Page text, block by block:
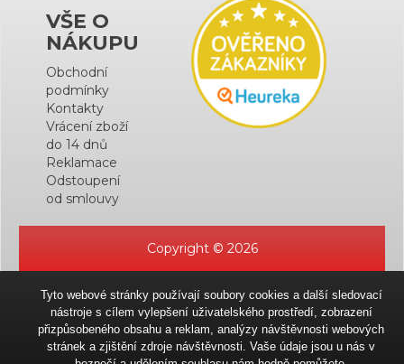
VŠE O
NÁKUPU
Obchodní
podmínky
Kontakty
Vrácení zboží
do 14 dnů
Reklamace
Odstoupení
od smlouvy
Copyright © 2026
Tyto webové stránky používají soubory cookies a další sledovací
nástroje s cílem vylepšení uživatelského prostředí, zobrazení
přizpůsobeného obsahu a reklam, analýzy návštěvnosti webových
stránek a zjištění zdroje návštěvnosti. Vaše údaje jsou u nás v